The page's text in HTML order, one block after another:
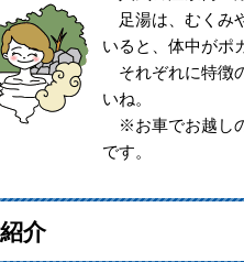
足湯は、むくみ
いると、体中がポ
それぞれに特徴
いね。
※お車でお越し
です。
介